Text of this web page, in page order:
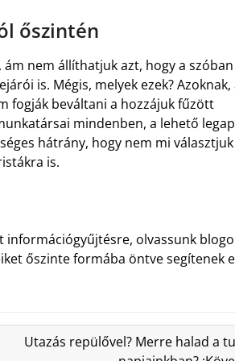
őszintén
nem állíthatjuk azt, hogy a
is. Mégis, melyek ezek? Azoknak,
fogják beváltani a hozzájuk fűzött
mindenben, a lehető
hátrány, hogy nem mi
is.
információgyűjtésre, olvassunk
őszinte formába öntve segítenek
Utazás repülővel? Merre halad a